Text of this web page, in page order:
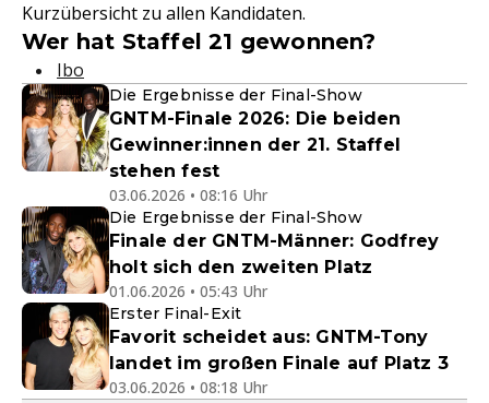
Kurzübersicht zu allen Kandidaten.
Wer hat Staffel 21 gewonnen?
Ibo
Die Ergebnisse der Final-Show
GNTM-Finale 2026: Die beiden
Gewinner:innen der 21. Staffel
stehen fest
03.06.2026 • 08:16 Uhr
Die Ergebnisse der Final-Show
Finale der GNTM-Männer: Godfrey
holt sich den zweiten Platz
01.06.2026 • 05:43 Uhr
Erster Final-Exit
Favorit scheidet aus: GNTM-Tony
landet im großen Finale auf Platz 3
03.06.2026 • 08:18 Uhr